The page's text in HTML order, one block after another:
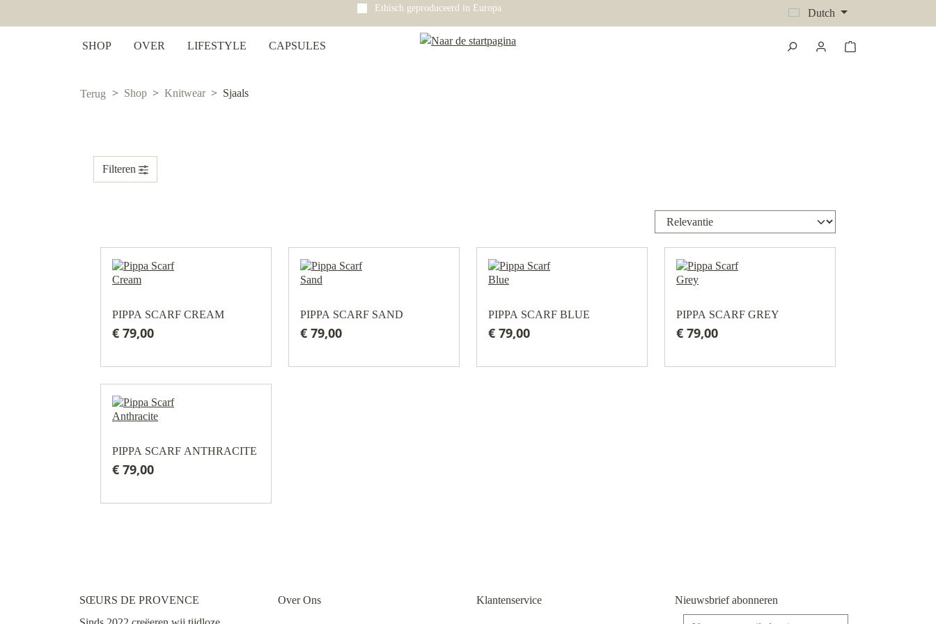
Ethisch geproduceerd in Europa Dutch
SHOP OVER LIFESTYLE CAPSULES
Terug Shop Knitwear Sjaals
Filteren
PIPPA SCARF CREAM
€ 79,00
PIPPA SCARF SAND
€ 79,00
PIPPA SCARF BLUE
€ 79,00
PIPPA SCARF GREY
€ 79,00
PIPPA SCARF ANTHRACITE
€ 79,00
SŒURS DE PROVENCE
Over Ons Klantenservice
Nieuwsbrief abonneren
E-mailadres*